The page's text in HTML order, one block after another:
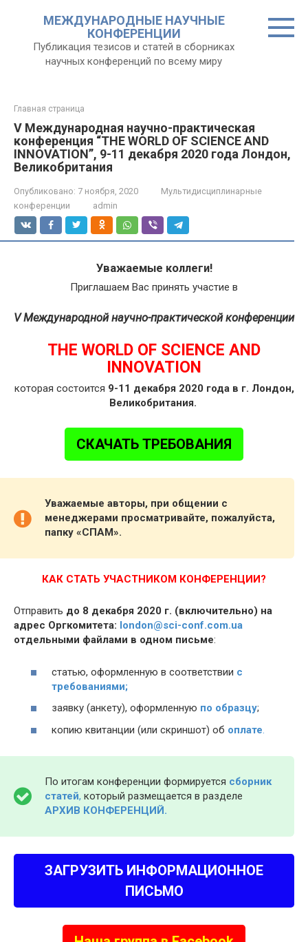
МЕЖДУНАРОДНЫЕ НАУЧНЫЕ
КОНФЕРЕНЦИИ
Публикация тезисов и статей в сборниках
научных конференций по всему миру
Главная страница
V Международная научно-практическая
конференция “THE WORLD OF SCIENCE AND
INNOVATION”, 9-11 декабря 2020 года Лондон,
Великобритания
Опубликовано: 7 ноября, 2020
Мультидисциплинарные
конференции
admin
Уважаемые коллеги!
Приглашаем Вас принять участие в
V Международной научно-практической конференции
THE WORLD OF SCIENCE AND
INNOVATION
которая состоится 9-11 декабря 2020 года в г. Лондон,
Великобритания.
СКАЧАТЬ ТРЕБОВАНИЯ
Уважаемые авторы, при общении с
менеджерами просматривайте, пожалуйста,
папку «СПАМ».
КАК СТАТЬ УЧАСТНИКОМ КОНФЕРЕНЦИИ?
Отправить до 8 декабря 2020 г. (включительно) на
адрес Оргкомитета: london@sci-conf.com.ua
отдельными файлами в одном письме:
статью, оформленную в соответствии с
требованиями;
заявку (анкету), оформленную по образцу;
копию квитанции (или скриншот) об оплате.
По итогам конференции формируется сборник
статей, который размещается в разделе
АРХИВ КОНФЕРЕНЦИЙ.
ЗАГРУЗИТЬ ИНФОРМАЦИОННОЕ
ПИСЬМО